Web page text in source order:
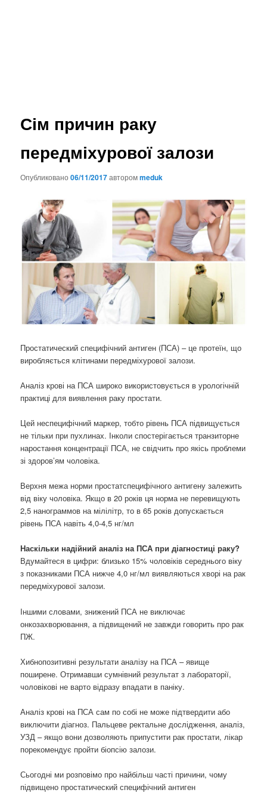
Сім причин раку
передміхурової залози
Опубликовано06/11/2017авторомmeduk
Простатический специфічний антиген (ПСА) – це протеїн, що
виробляється клітинами передміхурової залози.
Аналіз крові на ПСА широко використовується в урологічній
практиці для виявлення раку простати.
Цей неспецифічний маркер, тобто рівень ПСА підвищується
не тільки при пухлинах. Інколи спостерігається транзиторне
наростання концентрації ПСА, не свідчить про якісь проблеми
зі здоров’ям чоловіка.
Верхня межа норми простатспецифічного антигену залежить
від віку чоловіка. Якщо в 20 років ця норма не перевищують
2,5 нанограммов на мілілітр, то в 65 років допускається
рівень ПСА навіть 4,0-4,5 нг/мл
Наскільки надійний аналіз на ПСА при діагностиці раку?
Вдумайтеся в цифри: близько 15% чоловіків середнього віку
з показниками ПСА нижче 4,0 нг/мл виявляються хворі на рак
передміхурової залози.
Іншими словами, знижений ПСА не виключає
онкозахворювання, а підвищений не завжди говорить про рак
ПЖ.
Хибнопозитивні результати аналізу на ПСА – явище
поширене. Отримавши сумнівний результат з лабораторії,
чоловікові не варто відразу впадати в паніку.
Аналіз крові на ПСА сам по собі не може підтвердити або
виключити діагноз. Пальцеве ректальне дослідження, аналіз,
УЗД – якщо вони дозволяють припустити рак простати, лікар
порекомендує пройти біопсію залози.
Сьогодні ми розповімо про найбільш часті причини, чому
підвищено простатический специфічний антиген